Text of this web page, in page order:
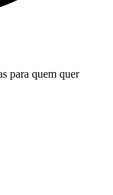
para quem quer